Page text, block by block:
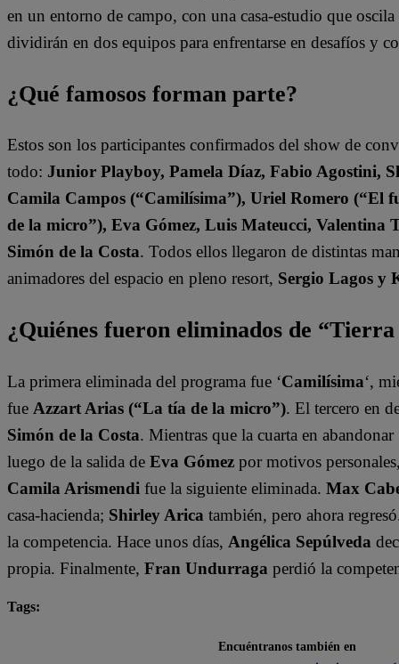
en un entorno de campo, con una casa-estudio que
dividirán en dos equipos para enfrentarse en desafíos y
¿Qué famosos forman parte?
Estos son los participantes confirmados del show de
todo: Junior Playboy, Pamela Díaz, Fabio Agostini,
Camila Campos (“Camilísima”), Uriel Romero (“El
de la micro”), Eva Gómez, Luis Mateucci, Valentina
Simón de la Costa. Todos ellos llegaron de distintas
animadores del espacio en pleno resort, Sergio Lagos y
¿Quiénes fueron eliminados de
La primera eliminada del programa fue ‘Camilísima‘,
fue Azzart Arias (“La tía de la micro”). El tercero en
Simón de la Costa. Mientras que la cuarta en abandonar
luego de la salida de Eva Gómez por motivos
Camila Arismendi fue la siguiente eliminada. Max
casa-hacienda; Shirley Arica también, pero ahora
la competencia. Hace unos días, Angélica Sepúlveda
propia. Finalmente, Fran Undurraga perdió la
Tags:
Encuéntranos también en